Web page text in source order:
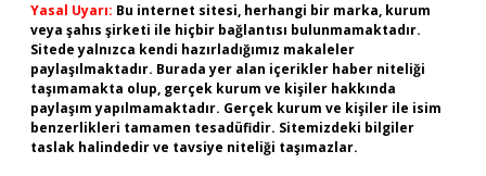
Yasal Uyarı: Bu internet sitesi, herhangi bir marka, kurum
veya şahıs şirketi ile hiçbir bağlantısı bulunmamaktadır.
Sitede yalnızca kendi hazırladığımız makaleler
paylaşılmaktadır. Burada yer alan içerikler haber niteliği
taşımamakta olup, gerçek kurum ve kişiler hakkında
paylaşım yapılmamaktadır. Gerçek kurum ve kişiler ile isim
benzerlikleri tamamen tesadüfidir. Sitemizdeki bilgiler
taslak halindedir ve tavsiye niteliği taşımazlar.